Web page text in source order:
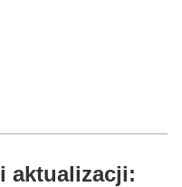
aktualizacji: